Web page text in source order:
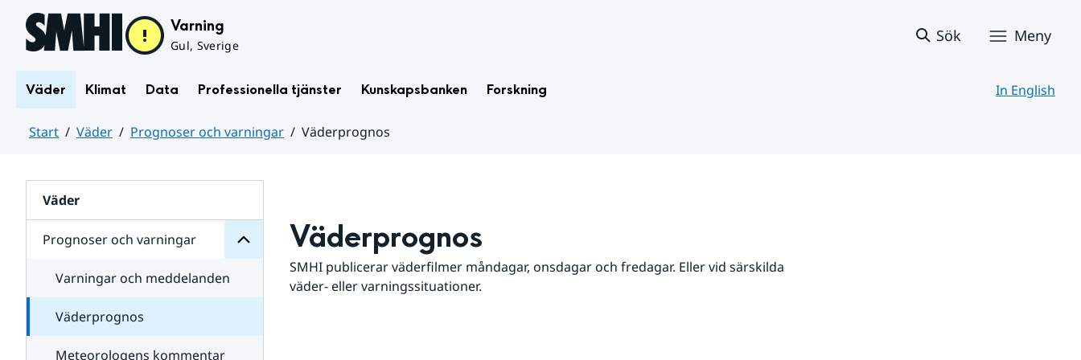
Hoppa till sidans innehåll Varning
Gul, Sverige
Sök Meny
Väder Klimat Data Professionella tjänster Kunskapsbanken Forskning In English
Start Väder Prognoser och varningar
Väderprognos
Väder
Prognoser och varningar
för
varningar
Varningar och meddelanden
Väderprognos
Meteorologens kommentar
Väderprognos
SMHI publicerar väderfilmer måndagar, onsdagar och fredagar. Eller vid särskilda
väder- eller varningssituationer.